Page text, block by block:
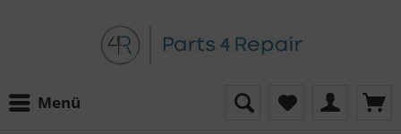
Menü